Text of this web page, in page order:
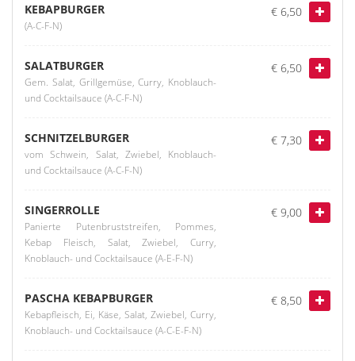
KEBAPBURGER
(A-C-F-N)
€ 6,50
SALATBURGER
Gem. Salat, Grillgemüse, Curry, Knoblauch-
und Cocktailsauce (A-C-F-N)
€ 6,50
SCHNITZELBURGER
vom Schwein, Salat, Zwiebel, Knoblauch-
und Cocktailsauce (A-C-F-N)
€ 7,30
SINGERROLLE
Panierte Putenbruststreifen, Pommes,
Kebap Fleisch, Salat, Zwiebel, Curry,
Knoblauch- und Cocktailsauce (A-E-F-N)
€ 9,00
PASCHA KEBAPBURGER
Kebapfleisch, Ei, Käse, Salat, Zwiebel, Curry,
Knoblauch- und Cocktailsauce (A-C-E-F-N)
€ 8,50